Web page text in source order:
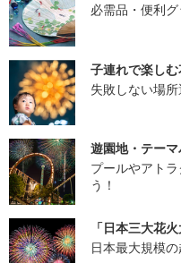
必需品・便利
子連れで楽しむ
失敗しない場
遊園地・テー
プールやアト
う！
「日本三大花
日本最大規模